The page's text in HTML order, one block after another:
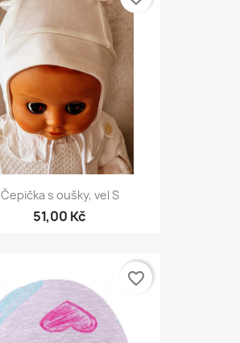
Čepička s oušky, vel S
51,00 Kč
favorite_border